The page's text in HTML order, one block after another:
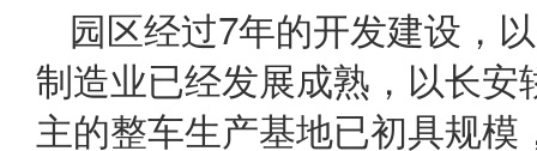
园区经过7年的开发建设，
制造业已经发展成熟，以长
主的整车生产基地已初具规